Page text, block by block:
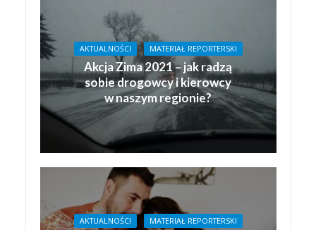
AKTUALNOŚCI MATERIAŁ REPORTERSKI
Akcja Zima 2021 – jak radzą
sobie drogowcy i kierowcy
w naszym regionie?
AKTUALNOŚCI MATERIAŁ REPORTERSKI